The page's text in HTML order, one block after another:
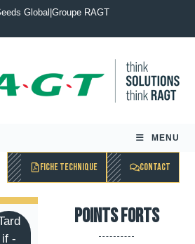
Global Groupe RAGT
MENU
FICHE TECHNIQUE CONTACT
if -
Points forts